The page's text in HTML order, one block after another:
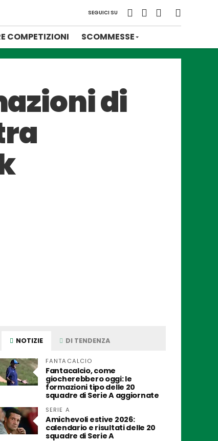
SEGUICI SU
COMPETIZIONI SCOMMESSE
di
NOTIZIE DI TENDENZA
FANTACALCIO
Fantacalcio, come
giocherebbero oggi: le
formazioni tipo delle 20
squadre di Serie A aggiornate
SERIE A
Amichevoli estive 2026:
calendario e risultati delle 20
squadre di Serie A